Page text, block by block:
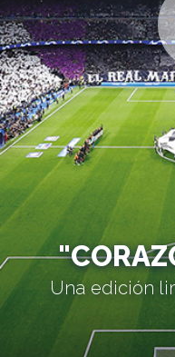
Una edición